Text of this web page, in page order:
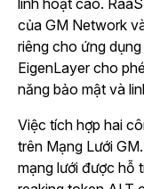
linh hoạt cao.
của GM Network
riêng cho ứng
EigenLayer cho
năng bảo mật và
Việc tích hợp hai
trên Mạng Lưới GM.
mạng lưới được hỗ